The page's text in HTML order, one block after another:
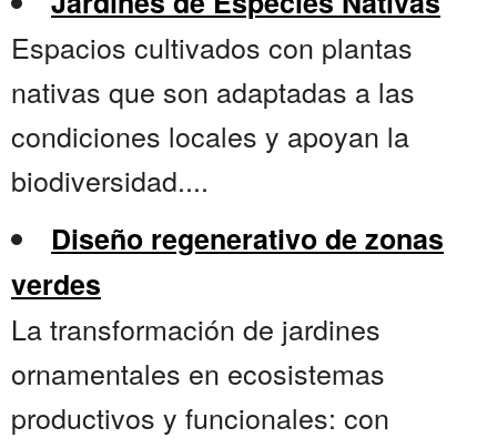
Espacios cultivados con plantas
nativas que son adaptadas a las
condiciones locales y apoyan la
biodiversidad....
Diseño regenerativo de zonas
verdes
La transformación de jardines
ornamentales en ecosistemas
productivos y funcionales: con